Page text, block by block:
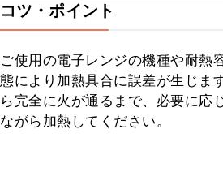
コツ・ポイント
ご使用の電子レンジの機種や耐熱
態により加熱具合に誤差が生じま
ら完全に火が通るまで、必要に応
ながら加熱してください。